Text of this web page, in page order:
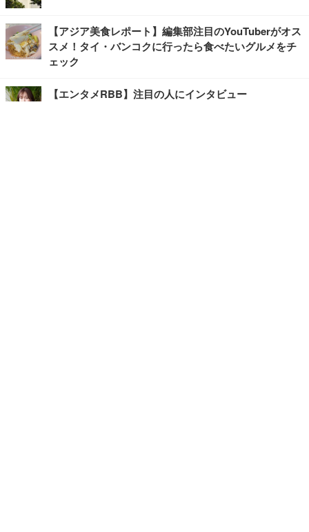
【アジア美食レポート】編集部注目のYouTuberがオス
スメ！タイ・バンコクに行ったら食べたいグルメをチ
ェック
【エンタメRBB】注目の人にインタビュー